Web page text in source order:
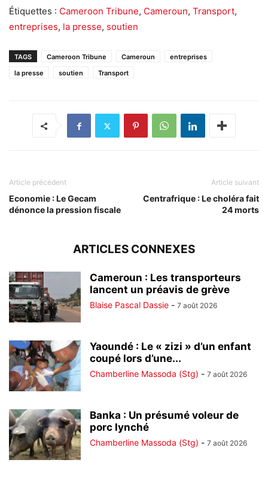
Étiquettes : Cameroon Tribune, Cameroun, Transport,
entreprises, la presse, soutien
TAGS Cameroon Tribune Cameroun
entreprises
la presse
soutien Transport
Article précédent
Economie : Le Gecam
dénonce la pression fiscale
Article suivant
Centrafrique : Le choléra fait
24 morts
ARTICLES CONNEXES
Cameroun : Les transporteurs
lancent un préavis de grève
Blaise Pascal Dassie - 7 août 2026
Yaoundé : Le « zizi » d’un enfant
coupé lors d’une...
Chamberline Massoda (Stg) - 7 août 2026
Banka : Un présumé voleur de
porc lynché
Chamberline Massoda (Stg) - 7 août 2026